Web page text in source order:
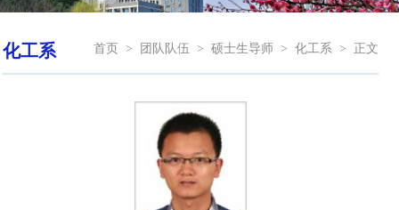
化工系 首页 > 团队队伍 > 硕士生导师 > 化工系 > 正文